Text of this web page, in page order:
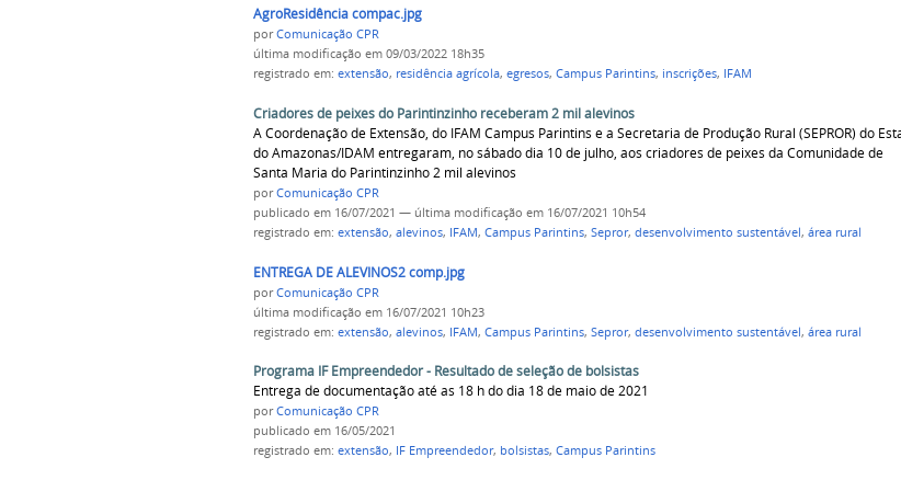
AgroResidência compac.jpg
porComunicação CPR
última modificação em 09/03/2022 18h35
registrado em: extensão, residência agrícola, egresos, Campus Parintins, inscrições, IFAM
Criadores de peixes do Parintinzinho receberam 2 mil alevinos
A Coordenação de Extensão, do IFAM Campus Parintins e a Secretaria de Produção Rural (SEPROR) do
do Amazonas/IDAM entregaram, no sábado dia 10 de julho, aos criadores de peixes da Comunidade de
Santa Maria do Parintinzinho 2 mil alevinos
porComunicação CPR
publicado em 16/07/2021 — última modificação em 16/07/2021 10h54
registrado em: extensão, alevinos, IFAM, Campus Parintins, Sepror, desenvolvimento sustentável, área rural
ENTREGA DE ALEVINOS2 comp.jpg
porComunicação CPR
última modificação em 16/07/2021 10h23
registrado em: extensão, alevinos, IFAM, Campus Parintins, Sepror, desenvolvimento sustentável, área rural
Programa IF Empreendedor - Resultado de seleção de bolsistas
Entrega de documentação até as 18 h do dia 18 de maio de 2021
porComunicação CPR
publicado em 16/05/2021
registrado em: extensão, IF Empreendedor, bolsistas, Campus Parintins